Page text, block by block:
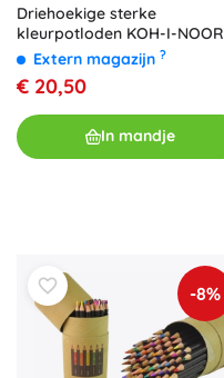
Driehoekige sterke
kleurpotloden KOH-I-NOOR
Triocolor Natur, 24 stuks
Extern magazijn ?
€ 20,50
In mandje
-8%